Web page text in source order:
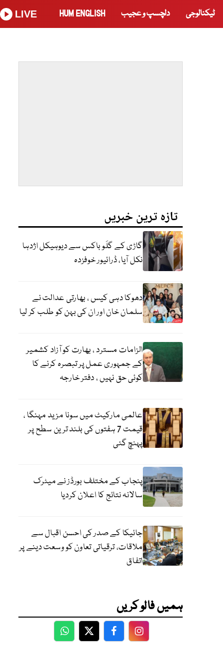
ٹیکنالوجی دلچسپ و عجیب HUM ENGLISH
LIVE
تازہ ترین خبریں
گاڑی کے گلَو باکس سے دیوہیکل اژدہا
نکل آیا، ڈرائیور خوفزدہ
دھوکا دہی کیس ، بھارتی عدالت نے
سلمان خان اور ان کی بہن کو طلب کر لیا
الزامات مسترد ، بھارت کو آزاد کشمیر
کے جمہوری عمل پر تبصرہ کرنے کا
کوئی حق نہیں ، دفتر خارجہ
عالمی مارکیٹ میں سونا مزید مہنگا ،
قیمت 7 ہفتوں کی بلند ترین سطح پر
پہنچ گئی
پنجاب کے مختلف بورڈز نے میٹرک
سالانہ نتائج کا اعلان کردیا
جائیکا کے صدر کی احسن اقبال سے
ملاقات، ترقیاتی تعاون کو وسعت دینے پر
اتفاق
ہمیں فالو کریں
WhatsApp
TwitterFacebookFacebook